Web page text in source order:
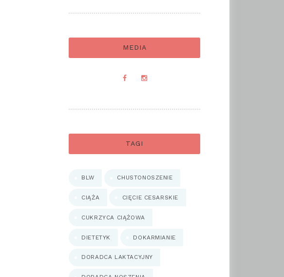
MEDIA
TAGI
BLW CHUSTONOSZENIE
CIĄŻA CIĘCIE CESARSKIE
CUKRZYCA CIĄŻOWA
DIETETYK DOKARMIANIE
DORADCA LAKTACYJNY